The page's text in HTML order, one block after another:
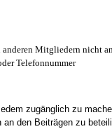
Mitgliedern nicht
Telefonnummer
zugänglich zu
den Beiträgen zu